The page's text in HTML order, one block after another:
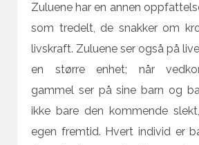
Zuluene har en annen
som tredelt, de snakker om
livskraft. Zuluene ser også på
en større enhet; når
gammel ser på sine barn og
ikke bare den kommende
egen fremtid. Hvert individ er